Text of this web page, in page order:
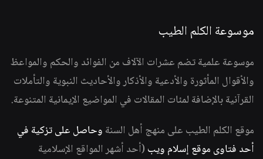
موسوعة الكلم الطيب
موسوعة علمية تضم عشرات الآلاف من الفوائد والحكم والمواعظ
والأقوال المأثورة والأدعية والأذكار والأحاديث النبوية والتأملات
القرآنية بالإضافة لمئات المقالات في المواضيع الإيمانية المتنوعة.
موقع الكلم الطيب على منهج أهل السنة وحاصل على تزكية في
أحد فتاوى موقع إسلام ويب (أحد أشهر المواقع الإسلامية